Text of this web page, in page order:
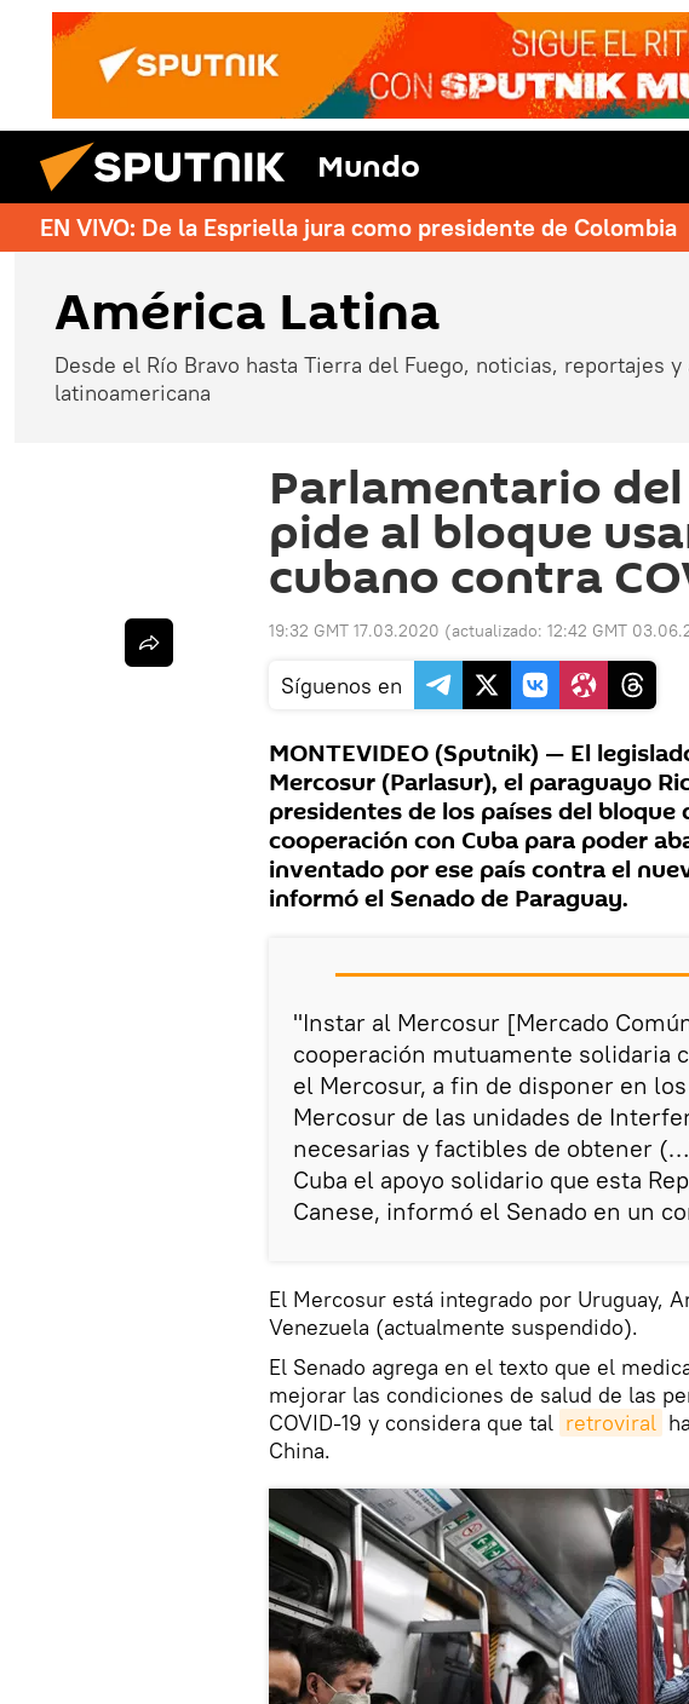
Mundo
EN VIVO: De la Espriella jura como presidente de Colombia
América Latina
Desde el Río Bravo hasta Tierra del Fuego, noticias, reportajes
latinoamericana
Parlamentario
pide al bloque
cubano contra
19:32 GMT 17.03.2020 (actualizado: 12:42 GMT
Síguenos en
MONTEVIDEO (Sputnik) — El
Mercosur (Parlasur), el paraguayo
presidentes de los países del bloque
cooperación con Cuba para poder
inventado por ese país contra el
informó el Senado de Paraguay.
"Instar al Mercosur [Mercado
cooperación mutuamente solidaria
el Mercosur, a fin de disponer en
Mercosur de las unidades de
necesarias y factibles de obtener
Cuba el apoyo solidario que esta
Canese, informó el Senado en un
El Mercosur está integrado por Uruguay,
Venezuela (actualmente suspendido).
El Senado agrega en el texto que el
mejorar las condiciones de salud de las
COVID-19 y considera que tal retroviral
China.